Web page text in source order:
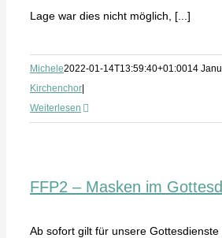
Lage war dies nicht möglich, [...]
Michele2022-01-14T13:59:40+01:0014
Kirchenchor
Weiterlesen
FFP2 – Masken im
Ab sofort gilt für unsere Gottesdienste